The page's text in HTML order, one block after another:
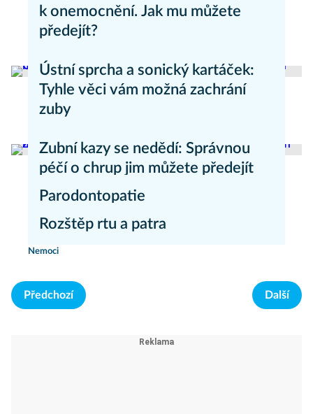
k onemocnění. Jak mu můžete
předejít?
Zdravý životní styl
Ústní sprcha a sonický kartáček:
Tyhle věci vám možná zachrání
zuby
Zubní kazy se nedědí: Správnou
péčí o chrup jim můžete předejít
Péče o zuby
Parodontopatie
Nemoci
Rozštěp rtu a patra
Nemoci
Předchozí Další